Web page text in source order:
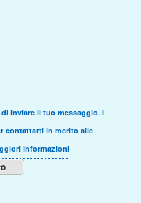
inviare il tuo messaggio. I
contattarti in merito alle
informazioni